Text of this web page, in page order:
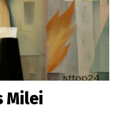
Milei